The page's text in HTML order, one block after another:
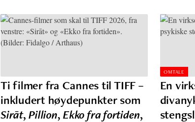
Ti filmer fra Cannes til TIFF –
inkludert høydepunkter som
Sirāt,Pillion,Ekko fra fortiden,
OMTALE
En